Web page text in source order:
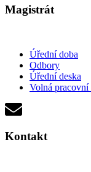
Magistrát
Úřední doba
Odbory
Úřední deska
Volná pracovní
Kontakt